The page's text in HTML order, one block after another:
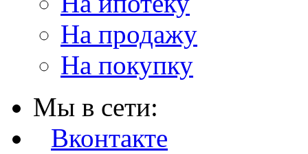
На продажу
На покупку
Мы в сети:
Вконтакте